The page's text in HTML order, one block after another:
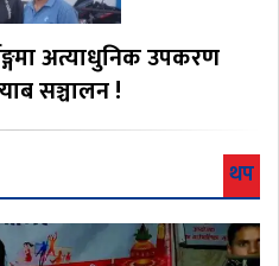
अत्याधुनिक उपकरण
सञ्चालन !
थप